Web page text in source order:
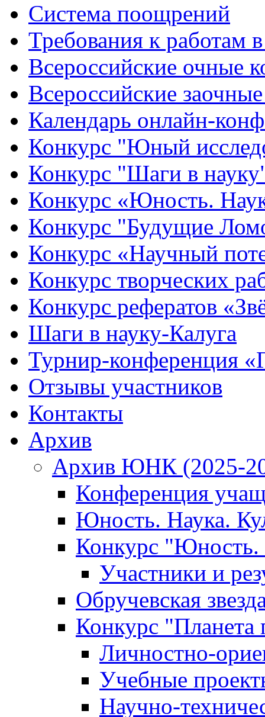
Система поощрений
Требования к работам
Всероссийские очные
Всероссийские
Календарь онлайн-
Конкурс "Юный
Конкурс "Шаги в
Конкурс «Юность.
Конкурс "Будущие
Конкурс «Научный
Конкурс творческих
Конкурс рефератов
Шаги в науку-Калуга
Турнир-конференция
Отзывы участников
Контакты
Архив
Архив ЮНК (2025-
Конференция
Юность. Наука.
Конкурс "Юность.
Участники и
Обручевская
Конкурс "Планета
Личностно-
Учебные
Научно-